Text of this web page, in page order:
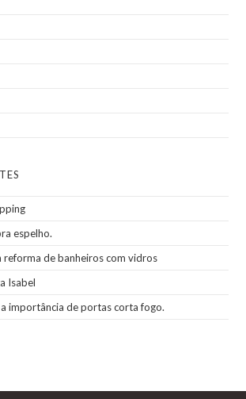
espelho.
reforma de banheiros com vidros
Isabel
importância de portas corta fogo.